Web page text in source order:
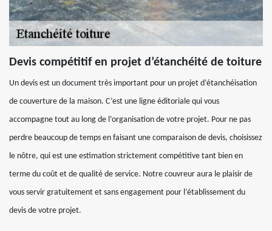
Devis compétitif en projet d’étanchéité de toiture
Un devis est un document très important pour un projet d’étanchéisation
de couverture de la maison. C’est une ligne éditoriale qui vous
accompagne tout au long de l’organisation de votre projet. Pour ne pas
perdre beaucoup de temps en faisant une comparaison de devis, choisissez
le nôtre, qui est une estimation strictement compétitive tant bien en
terme du coût et de qualité de service. Notre couvreur aura le plaisir de
vous servir gratuitement et sans engagement pour l’établissement du
devis de votre projet.